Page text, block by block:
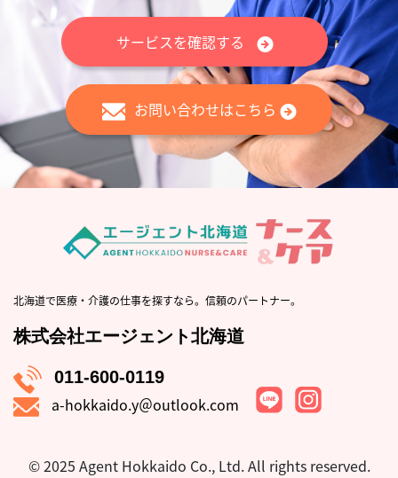
サービスを確認する
お問い合わせはこちら
北海道で医療・介護の仕事を探すなら。信頼のパートナー。
株式会社エージェント北海道
011-600-0119
a-hokkaido.y＠outlook.com
© 2025 Agent Hokkaido Co., Ltd.All rights reserved.